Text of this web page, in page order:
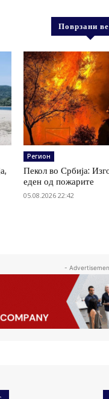
Поврзани
Регион
Пекол во Србија:
еден од пожарите
05.08.2026 22:42
-